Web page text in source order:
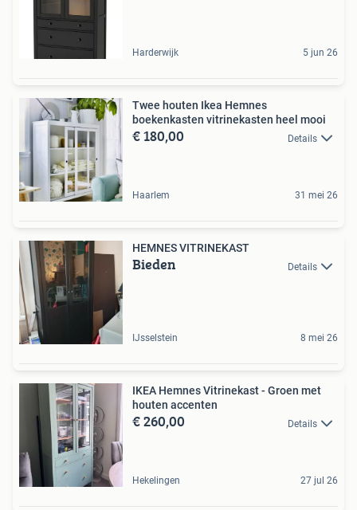
Harderwijk 5 jun 26
Twee houten Ikea Hemnes
boekenkasten vitrinekasten heel mooi
€ 180,00 Details
Haarlem 31 mei 26
HEMNES VITRINEKAST
Bieden Details
IJsselstein 8 mei 26
IKEA Hemnes Vitrinekast - Groen met
houten accenten
€ 260,00 Details
Hekelingen 27 jul 26